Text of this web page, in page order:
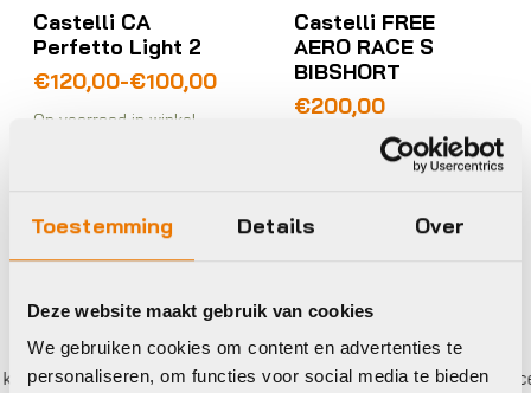
Toestemming Details Over
Deze website maakt gebruik van cookies
We gebruiken cookies om content en advertenties te
personaliseren, om functies voor social media te bieden
Castelli CA
Perfetto Light 2
€100,00
-
€120,00
Prijsklasse:
Op voorraad in winkel
Castelli FREE
AERO RACE S
BIBSHORT
€200,00
Op voorraad in winkel
betalen,0%rente Eigen werkplaats met